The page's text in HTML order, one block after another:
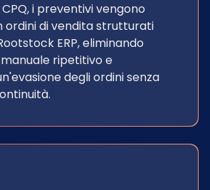
i preventivi vengono
ordini di vendita strutturati
ERP, eliminando
ripetitivo e
degli ordini senza